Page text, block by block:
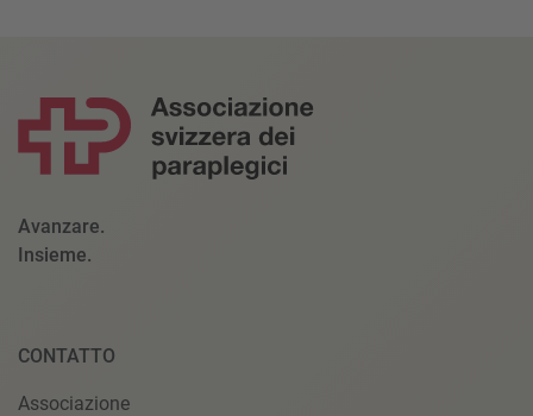
Avanzare.
Insieme.
CONTATTO
Associazione